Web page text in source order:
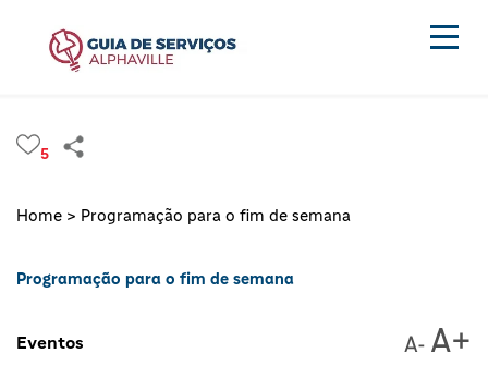
5
Home > Programação para o fim de semana
Programação para o fim de semana
Eventos